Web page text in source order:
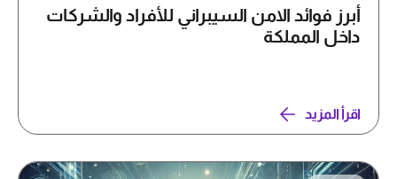
أبرز فوائد الامن السيبراني للأفراد والشركات
داخل المملكة
اقرأ المزيد